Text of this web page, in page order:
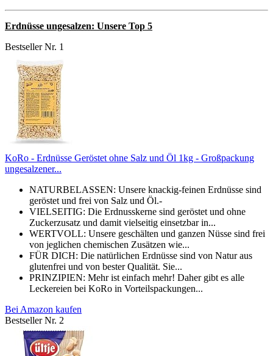
Erdnüsse ungesalzen: Unsere Top 5
Bestseller Nr. 1
KoRo - Erdnüsse Geröstet ohne Salz und Öl 1kg - Großpackung
ungesalzener...
NATURBELASSEN: Unsere knackig-feinen Erdnüsse sind
geröstet und frei von Salz und Öl.-
VIELSEITIG: Die Erdnusskerne sind geröstet und ohne
Zuckerzusatz und damit vielseitig einsetzbar in...
WERTVOLL: Unsere geschälten und ganzen Nüsse sind frei
von jeglichen chemischen Zusätzen wie...
FÜR DICH: Die natürlichen Erdnüsse sind von Natur aus
glutenfrei und von bester Qualität. Sie...
PRINZIPIEN: Mehr ist einfach mehr! Daher gibt es alle
Leckereien bei KoRo in Vorteilspackungen...
Bei Amazon kaufen
Bestseller Nr. 2